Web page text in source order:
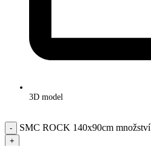
3D model
SMC ROCK 140x90cm množství